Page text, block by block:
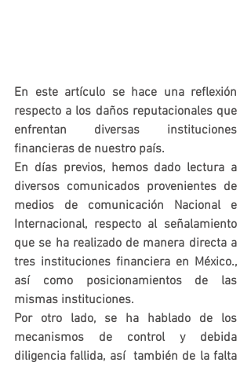
En este artículo se hace una reflexión
respecto a los daños reputacionales que
enfrentan diversas instituciones
financieras de nuestro país.
En días previos, hemos dado lectura a
diversos comunicados provenientes de
medios de comunicación Nacional e
Internacional, respecto al señalamiento
que se ha realizado de manera directa a
tres instituciones financiera en México.,
así como posicionamientos de las
mismas instituciones.
Por otro lado, se ha hablado de los
mecanismos de control y debida
diligencia fallida, así  también de la falta